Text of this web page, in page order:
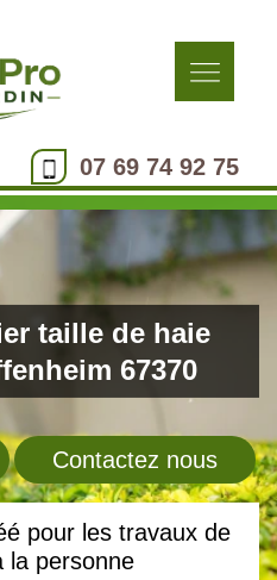
07 69 74 92 75
taille de haie
67370
Contactez nous
pour les travaux de
la personne